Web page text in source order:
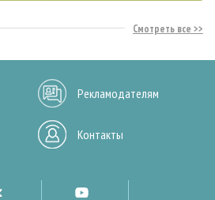
Смотреть все
Рекламодателям
Контакты